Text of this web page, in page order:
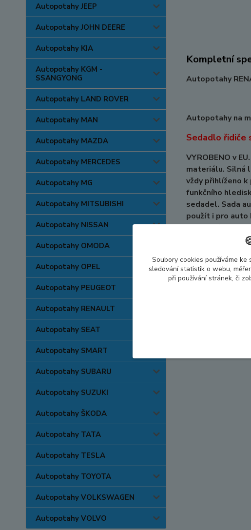
Autopotahy JEEP
Autopotahy JOHN DEERE
Autopotahy KIA
Autopotahy KGM -
SSANGYONG
Autopotahy LAND ROVER
Autopotahy MAN
Autopotahy MAZDA
Autopotahy MERCEDES
Autopotahy MG
Autopotahy MITSUBISHI
Autopotahy NISSAN
Autopotahy OMODA
Autopotahy OPEL
Autopotahy PEUGEOT
Autopotahy RENAULT
Autopotahy SEAT
Autopotahy SMART
Autopotahy SUBARU
Autopotahy SUZUKI
Autopotahy ŠKODA
Autopotahy TATA
Autopotahy TESLA
Autopotahy TOYOTA
Autopotahy VOLKSWAGEN
Autopotahy VOLVO
Kompletní
Autopotahy
Autopotahy na
Sedadlo řidiče
VYROBENO v
materiálu. Silná
vždy přihlíženo
funkčního
sedadel. Sada
použít i pro auto
atestováno -
Soubory cookies používáme
sledování statistik o webu,
při používání stránek, či